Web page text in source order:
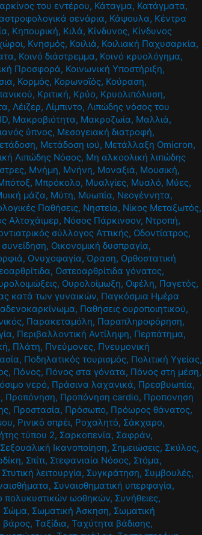
του εντέρου, Κάταγμα, Κατάγματα,
σενάρια, Κάψουλα, Κέντρα
, Κηπουρική, Κιλά, Κίνδυνος, Κίνδυνος
, Κνησμός, Κοιλιά, Κοιλιακή Παχυσαρκία,
, Κοινό διάστρεμμα, Κοινό κρυολόγημα,
Προσφορά, Κοινωνική Υποστήριξη,
, Κορμός, Κορωνοϊός, Κούραση,
, Κριτική, Κρύο, Κρυολιπόλυση,
, Λέιζερ, Λίμπιντο, Λιπώδης νόσος του
, Μακροβιότητα, Μακροζωία, Μαλλιά,
ύπνος, Μεσογειακή διατροφή,
, Μετάδοση ιού, Μετάλλαξη Omicron,
Λιπώδης Νόσος, Μη αλκοολική λιπώδης
, Μνήμη, Μνήνη, Μοναξιά, Μουσική,
, Μπρόκολο, Μυαλγίες, Μυαλό, Μύες,
μάζα, Μύτη, Μυωπία, Νεογέννητα,
Παθήσεις, Νηστεία, Νίκος Μεταξωτός,
Αλτσχάιμερ, Νόσος Πάρκινσον, Ντροπή,
σύλλογος Αττικής, Οδοντίατρος,
, Οικονομική δυσπραγία,
, Ονυχοφαγία,Όραση, Ορθοστατική
, Οστεοαρθρίτιδα γόνατος,
, Ουρολοίμωξη, Οφέλη, Παγετός,
κατά των γυναικών, Παγκόσμια Ημέρα
, Παθήσεις ουροποιητικού,
, Παρακεταμόλη, Παραπληροφόρηση,
, Περιβαλλοντική Αντίληψη, Περπάτημα,
, Πλάτη, Πνεύμονες, Πνευμονική
, Ποδηλατικός τουρισμός, Πολιτική Υγείας,
, Πόνος, Πόνος στα γόνατα, Πόνος στη μέση,
νερό, Πράσινα λαχανικά, Πρεσβυωπία,
, Προπόνηση, Προπόνηση cardio, Προπονηση
, Προστασία, Πρόσωπο, Πρόωρος θάνατος,
, Ρινικό σπρέι, Ροχαλητό, Σάκχαρο,
τύπου 2, Σαρκοπενία, Σαφράν,
Σεξουαλική Ικανοποίηση, Σημειώσεις, Σκύλος,
, Σπίτι, Στεφανιαία Νόσος, Στόμα,
Στυτική λειτουργία, Συγκράτηση, Συμβουλές,
, Συναισθηματική υπερφαγία,
πολυκυστικών ωοθηκών, Συνήθειες,
Σώμα, Σωματική Άσκηση, Σωματική
βάρος,Ταξίδια,Ταχύτητα βάδισης,